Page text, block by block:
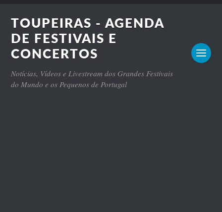
TOUPEIRAS - AGENDA
DE FESTIVAIS E
CONCERTOS
Notícias, Vídeos e Livestream dos Grandes Festivais
do Mundo e os Pequenos de Portugal